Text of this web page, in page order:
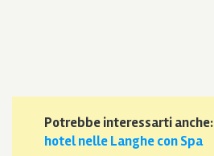
Potrebbe interessarti anche:
hotel nelle Langhe con Spa